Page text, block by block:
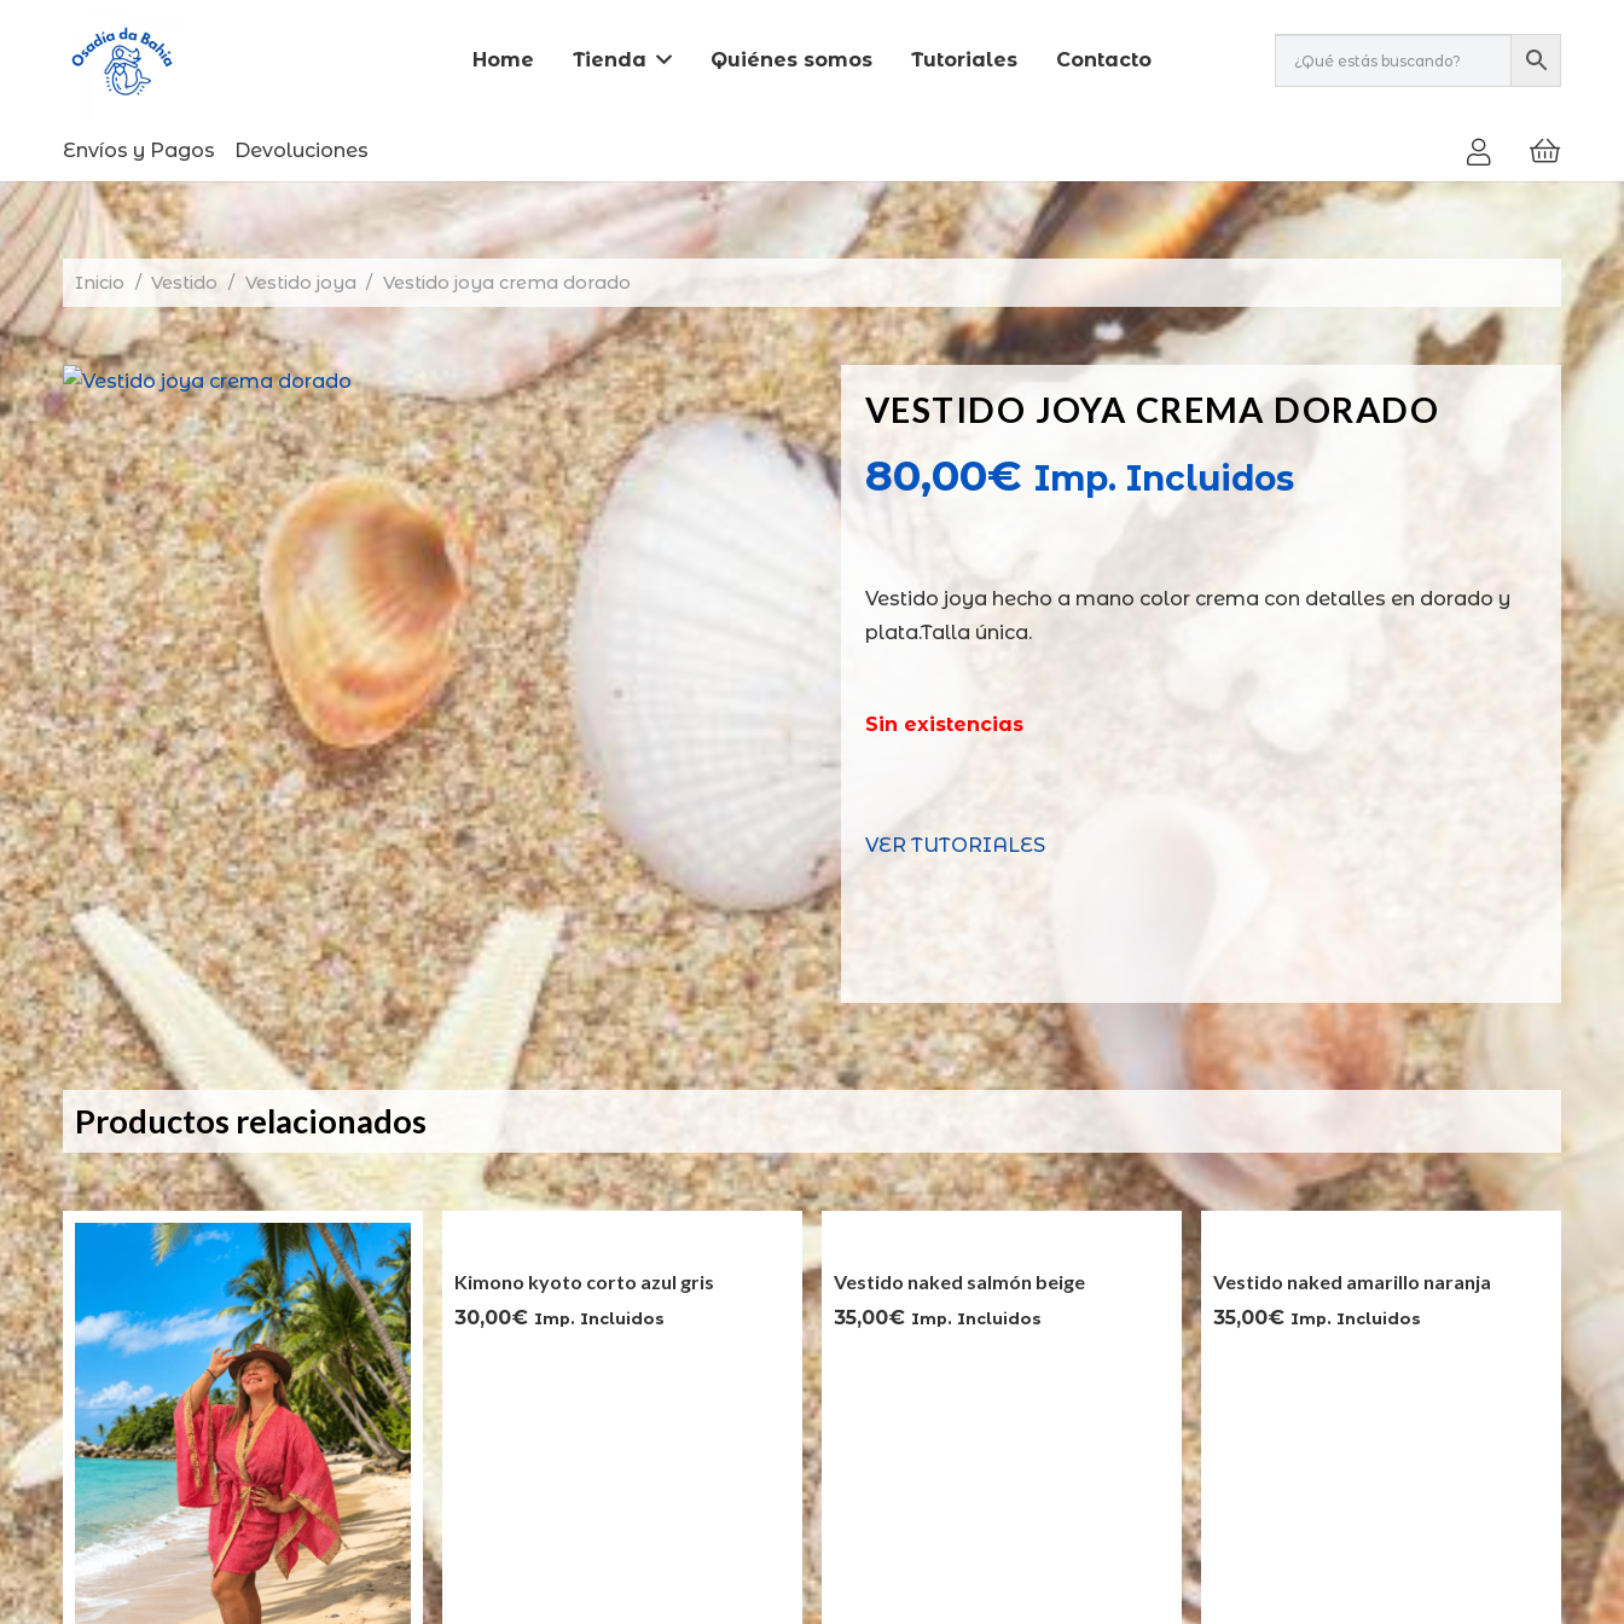
Home Tienda Quiénes somos Tutoriales Contacto
Envíos y Pagos Devoluciones
Inicio / Vestido / Vestido joya / Vestido joya crema dorado
VESTIDO JOYA CREMA DORADO
80,00€ Imp. Incluidos
Vestido joya hecho a mano color crema con detalles en dorado y
plata.Talla única.
Sin existencias
VER TUTORIALES
Productos relacionados
Kimono kyoto corto azul gris
30,00€ Imp. Incluidos
Vestido naked salmón beige
35,00€ Imp. Incluidos
Vestido naked amarillo naranja
35,00€ Imp. Incluidos